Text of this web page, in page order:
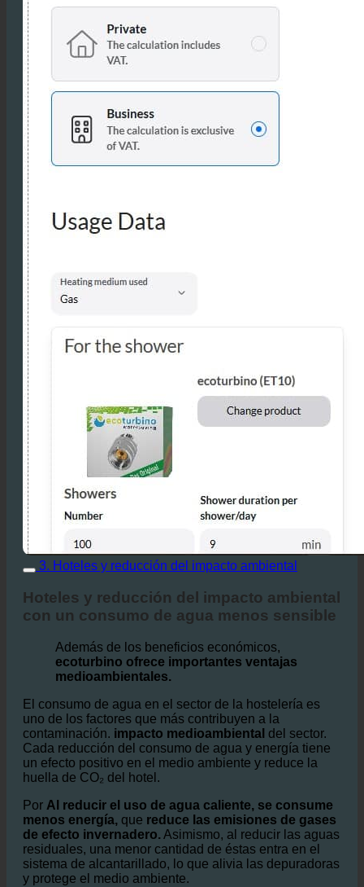
3. Hoteles y reducción del impacto ambiental
Hoteles y reducción del impacto ambiental
con un consumo de agua menos sensible
Además de los beneficios económicos,
ecoturbino ofrece importantes ventajas
El consumo de agua en el sector de la hostelería es
uno de los factores que más contribuyen a la
Cada reducción del consumo de agua y energía tiene
un efecto positivo en el medio ambiente y reduce la
huella de CO₂ del hotel.
PorAl reducir el uso de agua caliente, se consume
menos energía,quereduce las emisiones de gases
residuales, una menor cantidad de éstas entra en el
sistema de alcantarillado, lo que alivia las depuradoras
y protege el medio ambiente.
Los hoteles que utilizan ecoturbino pueden mostrar su
compromiso con la sostenibilidad, que es